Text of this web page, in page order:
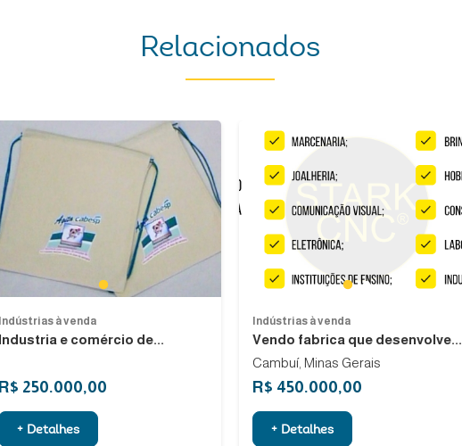
Relacionados
1
Indústrias à venda
Industria e comércio de...
R$ 250.000,00
+ Detalhes
Previous
1 2
Indústrias à venda
Vendo fabrica que desenvolve...
Cambuí, Minas Gerais
R$ 450.000,00
+ Detalhes